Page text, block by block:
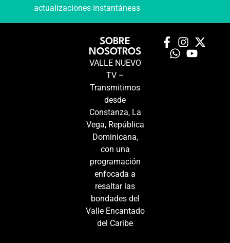
actualizaciones instantáneas
SOBRE
NOSOTROS
VALLE NUEVO
TV –
Transmitimos
desde
Constanza, La
Vega, República
Dominicana,
con una
programación
enfocada a
resaltar las
bondades del
Valle Encantado
del Caribe